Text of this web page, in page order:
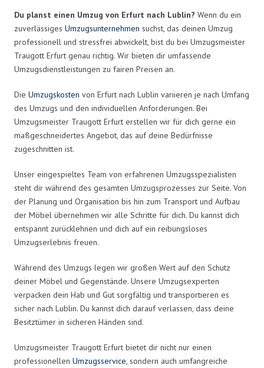
Du planst einen Umzug von Erfurt nach Lublin? Wenn du ein
zuverlässiges Umzugsunternehmen suchst, das deinen Umzug
professionell und stressfrei abwickelt, bist du bei Umzugsmeister
Traugott Erfurt genau richtig. Wir bieten dir umfassende
Umzugsdienstleistungen zu fairen Preisen an.
Die Umzugskosten von Erfurt nach Lublin variieren je nach Umfang
des Umzugs und den individuellen Anforderungen. Bei
Umzugsmeister Traugott Erfurt erstellen wir für dich gerne ein
maßgeschneidertes Angebot, das auf deine Bedürfnisse
zugeschnitten ist.
Unser eingespieltes Team von erfahrenen Umzugsspezialisten
steht dir während des gesamten Umzugsprozesses zur Seite. Von
der Planung und Organisation bis hin zum Transport und Aufbau
der Möbel übernehmen wir alle Schritte für dich. Du kannst dich
entspannt zurücklehnen und dich auf ein reibungsloses
Umzugserlebnis freuen.
Während des Umzugs legen wir großen Wert auf den Schutz
deiner Möbel und Gegenstände. Unsere Umzugsexperten
verpacken dein Hab und Gut sorgfältig und transportieren es
sicher nach Lublin. Du kannst dich darauf verlassen, dass deine
Besitztümer in sicheren Händen sind.
Umzugsmeister Traugott Erfurt bietet dir nicht nur einen
professionellen Umzugsservice, sondern auch umfangreiche